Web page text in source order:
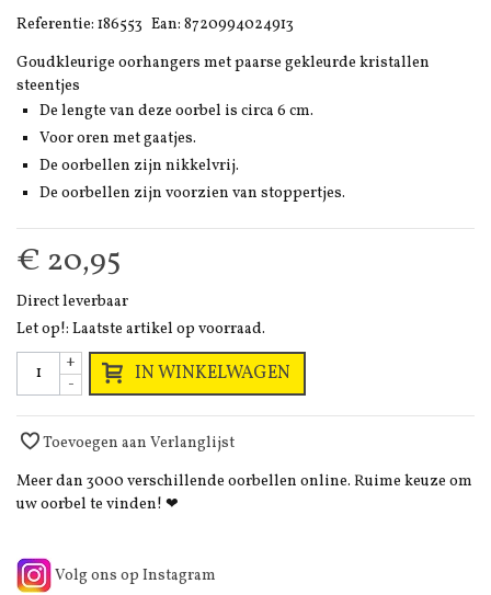
Referentie: 186553 Ean: 8720994024913
Goudkleurige oorhangers met paarse gekleurde kristallen
steentjes
De lengte van deze oorbel is circa 6 cm.
Voor oren met gaatjes.
De oorbellen zijn nikkelvrij.
De oorbellen zijn voorzien van stoppertjes.
€ 20,95
Direct leverbaar
Let op!: Laatste artikel op voorraad.
-
+ IN WINKELWAGEN
Toevoegen aan Verlanglijst
Meer dan 3000 verschillende oorbellen online. Ruime keuze om
uw oorbel te vinden! ❤
Volg ons op Instagram